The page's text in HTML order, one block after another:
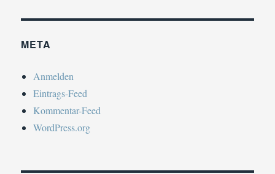
META
Anmelden
Eintrags-Feed
Kommentar-Feed
WordPress.org